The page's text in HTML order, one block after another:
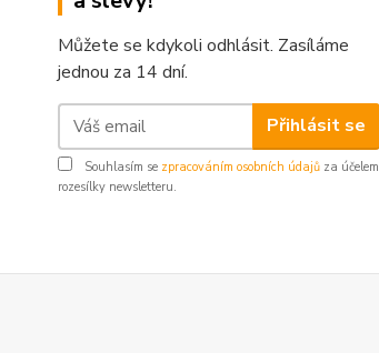
Můžete se kdykoli odhlásit. Zasíláme
jednou za 14 dní.
Přihlásit se
Souhlasím se zpracováním osobních údajů za účelem
rozesílky newsletteru.